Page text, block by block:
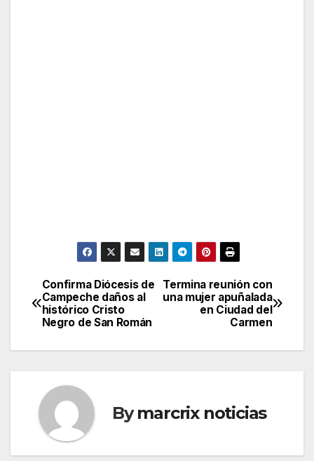
Post
navigation
Termina reunión con
una mujer apuñalada
en Ciudad del
Carmen
Confirma Diócesis de
Campeche daños al
histórico Cristo
Negro de San Román
Bymarcrix noticias